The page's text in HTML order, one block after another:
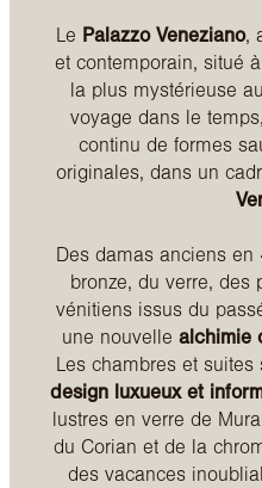
Le Palazzo Veneziano,
et contemporain, situé
la plus mystérieuse
voyage dans le
continu de formes
originales, dans un
Des damas anciens
bronze, du verre, des
vénitiens issus du
une nouvelle alchimie
Les chambres et
design luxueux et
lustres en verre de
du Corian et de la
des vacances